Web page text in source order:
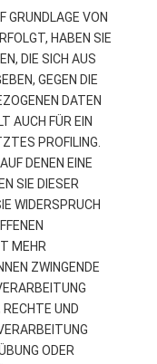
GRUNDLAGE VON
HABEN SIE
DIE SICH AUS
GEGEN DIE
DATEN
AUCH FÜR EIN
PROFILING.
DENEN EINE
SIE DIESER
WIDERSPRUCH
MEHR
ZWINGENDE
RECHTE UND
ODER